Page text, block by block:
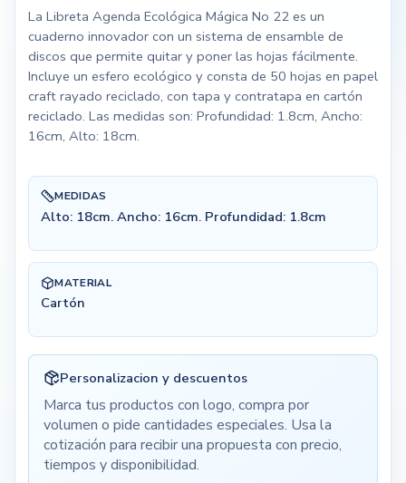
La Libreta Agenda Ecológica Mágica No 22 es un
cuaderno innovador con un sistema de ensamble de
discos que permite quitar y poner las hojas fácilmente.
Incluye un esfero ecológico y consta de 50 hojas en papel
craft rayado reciclado, con tapa y contratapa en cartón
reciclado. Las medidas son: Profundidad: 1.8cm, Ancho:
16cm, Alto: 18cm.
MEDIDAS
Alto: 18cm. Ancho: 16cm. Profundidad: 1.8cm
MATERIAL
Cartón
Personalizacion y descuentos
Marca tus productos con logo, compra por
volumen o pide cantidades especiales. Usa la
cotización para recibir una propuesta con precio,
tiempos y disponibilidad.